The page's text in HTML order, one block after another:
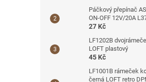
Páčkový přepínač
ON-OFF 12V/20A
27 Kč
LF1202B
LOFT plastový
45 Kč
LF1001B rámeček
černá LOFT retro